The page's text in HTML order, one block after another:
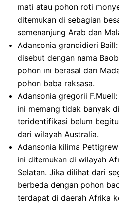
mati atau pohon roti
ditemukan di sebagian
semenanjung Arab dan
Adansonia grandidieri
disebut dengan nama
pohon ini berasal dari
pohon baba raksasa.
Adansonia gregorii
ini memang tidak banyak
teridentifikasi belum
dari wilayah Australia.
Adansonia kilima
ini ditemukan di wilayah
Selatan. Jika dilihat dari
berbeda dengan pohon
terdapat di daerah Afrika